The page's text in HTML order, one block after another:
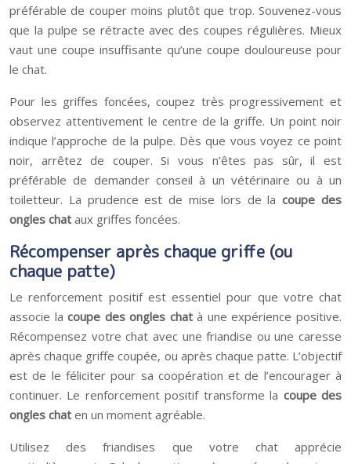
préférable de couper moins plutôt que trop. Souvenez-vous
que la pulpe se rétracte avec des coupes régulières. Mieux
vaut une coupe insuffisante qu’une coupe douloureuse pour
le chat.
Pour les griffes foncées, coupez très progressivement et
observez attentivement le centre de la griffe. Un point noir
indique l’approche de la pulpe. Dès que vous voyez ce point
noir, arrêtez de couper. Si vous n’êtes pas sûr, il est
préférable de demander conseil à un vétérinaire ou à un
toiletteur. La prudence est de mise lors de lacoupe des
ongles chat aux griffes foncées.
Récompenser après chaque griffe (ou
chaque patte)
Le renforcement positif est essentiel pour que votre chat
associe lacoupe des ongles chatà une expérience positive.
Récompensez votre chat avec une friandise ou une caresse
après chaque griffe coupée, ou après chaque patte. L’objectif
est de le féliciter pour sa coopération et de l’encourager à
continuer. Le renforcement positif transforme la coupe des
ongles chat en un moment agréable.
Utilisez des friandises que votre chat apprécie